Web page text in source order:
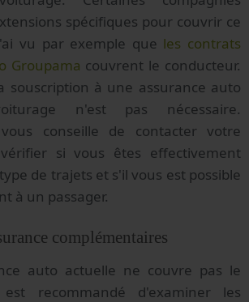
spécifiques pour couvrir ce
vu par exemple que les contrats
Groupama couvrent le conducteur.
souscription à une assurance auto
n'est pas nécessaire.
conseille de contacter votre
si vous êtes effectivement
de trajets et s'il vous est possible
à un passager.
complémentaires
auto actuelle ne couvre pas le
recommandé d'examiner les